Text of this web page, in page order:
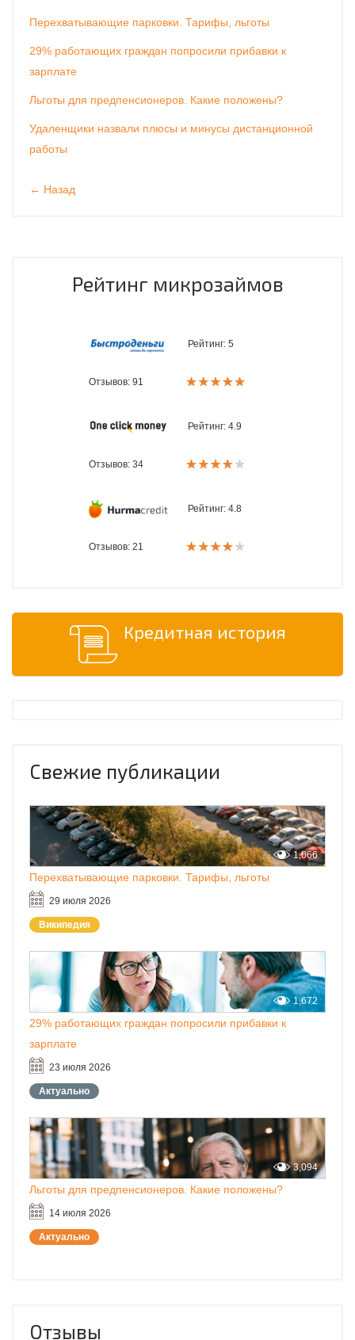
Перехватывающие парковки. Тарифы, льготы
29% работающих граждан попросили прибавки к
зарплате
Льготы для предпенсионеров. Какие положены?
Удаленщики назвали плюсы и минусы дистанционной
работы
← Назад
Рейтинг микрозаймов
Рейтинг: 5
Отзывов: 91
Рейтинг: 4.9
Отзывов: 34
Рейтинг: 4.8
Отзывов: 21
Кредитная история
Свежие публикации
Перехватывающие парковки. Тарифы, льготы
29 июля 2026
1,066
Википедия
29% работающих граждан попросили прибавки к
зарплате
23 июля 2026
1,672
Актуально
Льготы для предпенсионеров. Какие положены?
14 июля 2026
3,094
Актуально
Отзывы